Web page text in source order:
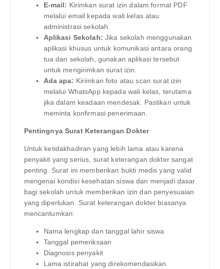
E-mail: Kirimkan surat izin dalam format PDF
melalui email kepada wali kelas atau
administrasi sekolah.
Aplikasi Sekolah: Jika sekolah menggunakan
aplikasi khusus untuk komunikasi antara orang
tua dan sekolah, gunakan aplikasi tersebut
untuk mengirimkan surat izin.
Ada apa: Kirimkan foto atau scan surat izin
melalui WhatsApp kepada wali kelas, terutama
jika dalam keadaan mendesak. Pastikan untuk
meminta konfirmasi penerimaan.
Pentingnya Surat Keterangan Dokter
Untuk ketidakhadiran yang lebih lama atau karena
penyakit yang serius, surat keterangan dokter sangat
penting. Surat ini memberikan bukti medis yang valid
mengenai kondisi kesehatan siswa dan menjadi dasar
bagi sekolah untuk memberikan izin dan penyesuaian
yang diperlukan. Surat keterangan dokter biasanya
mencantumkan:
Nama lengkap dan tanggal lahir siswa
Tanggal pemeriksaan
Diagnosis penyakit
Lama istirahat yang direkomendasikan